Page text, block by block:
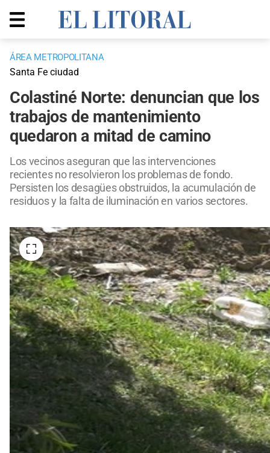
ÁREA METROPOLITANA
Santa Fe ciudad
Colastiné Norte: denuncian que los
trabajos de mantenimiento
quedaron a mitad de camino
Los vecinos aseguran que las intervenciones
recientes no resolvieron los problemas de fondo.
Persisten los desagües obstruidos, la acumulación de
residuos y la falta de iluminación en varios sectores.